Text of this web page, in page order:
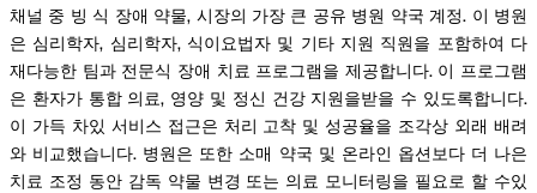
채널 중 빙 식 장애 약물, 시장의 가장 큰 공유 병원 약국 계정. 이 병원
은 심리학자, 심리학자, 식이요법자 및 기타 지원 직원을 포함하여 다
재다능한 팀과 전문식 장애 치료 프로그램을 제공합니다. 이 프로그램
은 환자가 통합 의료, 영양 및 정신 건강 지원을받을 수 있도록합니다.
이 가득 차있 서비스 접근은 처리 고착 및 성공율을 조각상 외래 배려
와 비교했습니다. 병원은 또한 소매 약국 및 온라인 옵션보다 더 나은
치료 조정 동안 감독 약물 변경 또는 의료 모니터링을 필요로 할 수있